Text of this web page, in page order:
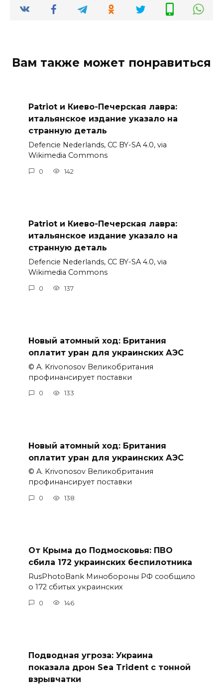
Вам также может понравиться
Patriot и Киево-Печерская лавра:
итальянское издание указало на
странную деталь
Defencie Nederlands, CC BY-SA 4.0, via
Wikimedia Commons
0 142
Patriot и Киево-Печерская лавра:
итальянское издание указало на
странную деталь
Defencie Nederlands, CC BY-SA 4.0, via
Wikimedia Commons
0 137
Новый атомный ход: Британия
оплатит уран для украинских АЭС
© A. Krivonosov Великобритания
профинансирует поставки
0 133
Новый атомный ход: Британия
оплатит уран для украинских АЭС
© A. Krivonosov Великобритания
профинансирует поставки
0 138
От Крыма до Подмосковья: ПВО
сбила 172 украинских беспилотника
RusPhotoBank Минобороны РФ сообщило
о 172 сбитых украинских
0 146
Подводная угроза: Украина
показала дрон Sea Trident с тонной
взрывчатки